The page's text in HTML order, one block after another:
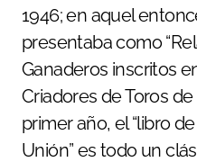
1946; en aquel
presentaba como
Ganaderos inscritos
Criadores de Toros de
primer año, el “libro
Unión” es todo un